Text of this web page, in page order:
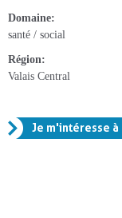
Domaine
santé / social
Région
Valais Central
Je m'intéresse